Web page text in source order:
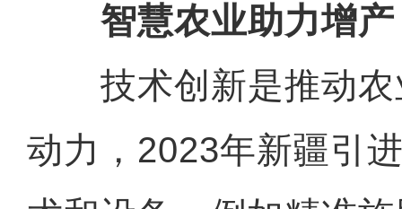
智慧农业助力增产
技术创新是推动农
动力，2023年新疆引